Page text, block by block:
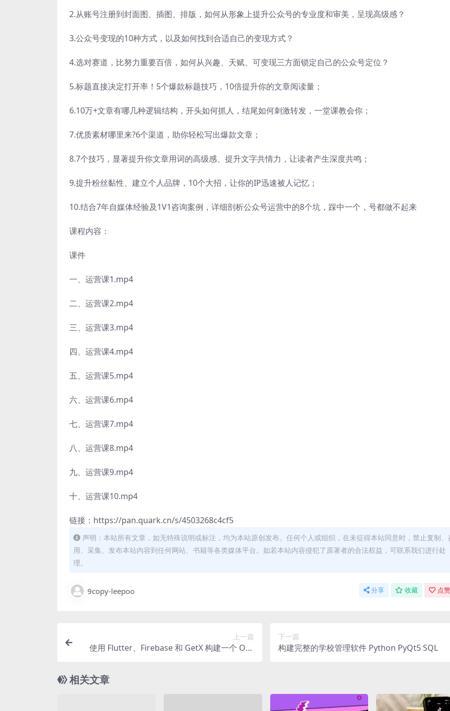
2.从账号注册到封面图、插图、排版，如何从形象上提升公众号的专业度和审美，呈现高级感？
3.公众号变现的10种方式，以及如何找到合适自己的变现方式？
4.选对赛道，比努力重要百倍，如何从兴趣、天赋、可变现三方面锁定自己的公众号定位？
5.标题直接决定打开率！5个爆款标题技巧，10倍提升你的文章阅读量；
6.10万+文章有哪几种逻辑结构，开头如何抓人，结尾如何刺激转发，一堂课教会你；
7.优质素材哪里来?6个渠道，助你轻松写出爆款文章；
8.7个技巧，显著提升你文章用词的高级感、提升文字共情力，让读者产生深度共鸣；
9.提升粉丝黏性、建立个人品牌，10个大招，让你的IP迅速被人记忆；
10.结合7年自媒体经验及1V1咨询案例，详细剖析公众号运营中的8个坑，踩中一个，号都做不起来
课程内容：
课件
一、运营课1.mp4
二、运营课2.mp4
三、运营课3.mp4
四、运营课4.mp4
五、运营课5.mp4
六、运营课6.mp4
七、运营课7.mp4
八、运营课8.mp4
九、运营课9.mp4
十、运营课10.mp4
链接：https://pan.quark.cn/s/4503268c4cf5
声明：本站所有文章，如无特殊说明或标注，均为本站原创发布。任何个人或组织，在未征得本站同意时，禁止复制、
用、采集、发布本站内容到任何网站、书籍等各类媒体平台。如若本站内容侵犯了原著者的合法权益，可联系我们进行处
理。
9copy-leepoo 分享 收藏 点
上一篇
使用 Flutter、Firebase 和 GetX 构建一个 OLX
下一篇
构建完整的学校管理软件 Python PyQt5 SQL
相关文章